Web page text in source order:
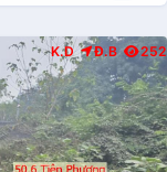
K.D Đ.B 252